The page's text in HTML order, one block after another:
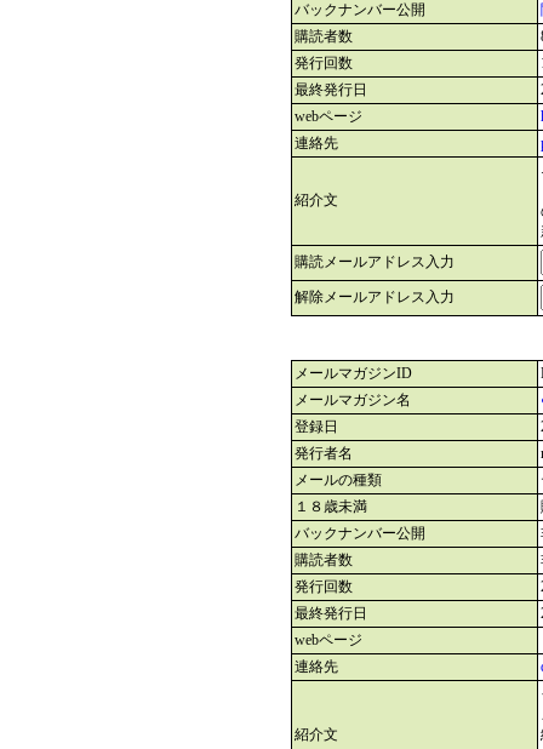
バックナンバー公開
購読者数
発行回数
最終発行日
webページ
連絡先
紹介文
購読メールアドレス入力
解除メールアドレス入力
メールマガジンID
メールマガジン名
登録日
発行者名
メールの種類
１８歳未満
バックナンバー公開
購読者数
発行回数
最終発行日
webページ
連絡先
紹介文